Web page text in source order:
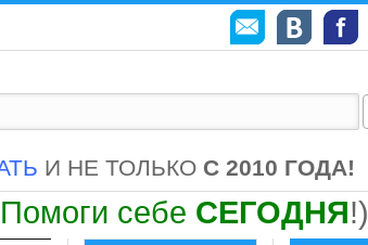
И НЕ ТОЛЬКО С 2010 ГОДА!
Помоги себе СЕГОДНЯ!)